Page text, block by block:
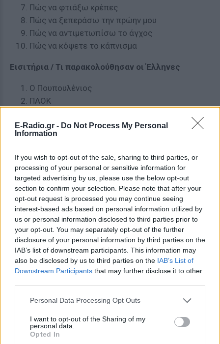
E-Radio.gr - Do Not Process My Personal
Information
If you wish to opt-out of the sale, sharing to third parties, or
processing of your personal or sensitive information for
targeted advertising by us, please use the below opt-out
section to confirm your selection. Please note that after your
opt-out request is processed you may continue seeing
interest-based ads based on personal information utilized by
us or personal information disclosed to third parties prior to
your opt-out. You may separately opt-out of the further
disclosure of your personal information by third parties on the
IAB’s list of downstream participants. This information may
also be disclosed by us to third parties on the IAB’s List of
Downstream Participants that may further disclose it to other
Personal Data Processing Opt Outs
I want to opt-out of the Sharing of my
personal data.
Opted In
Πώς να φτιάξω κρέπες
Πώς να ξεπεράσω την πρώην μου
Πώς να αντιμετωπίσω το άγχος
Πώς να κόψετε το κάπνισμα
Εισιτήρια / Τι παρακολούθησαν οι Έλληνες
Ο Πουπουλένιος
ΠΑΟΚ
Σμύρνη μου Αγαπημένη
Mamma Μia
Kiss me Kate
Μadwalk 2015
Ένας άνθρωπος για όλες τις εποχές
50 Αποχρώσεις του Γκρι
ΔΙΑΦΗΜΙΣΗ